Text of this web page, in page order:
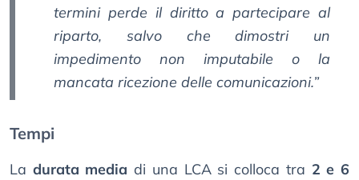
termini perde il diritto a partecipare al
riparto, salvo che dimostri un
impedimento non imputabile o la
mancata ricezione delle comunicazioni.”
Tempi
La durata media di una LCA si colloca tra 2 e 6